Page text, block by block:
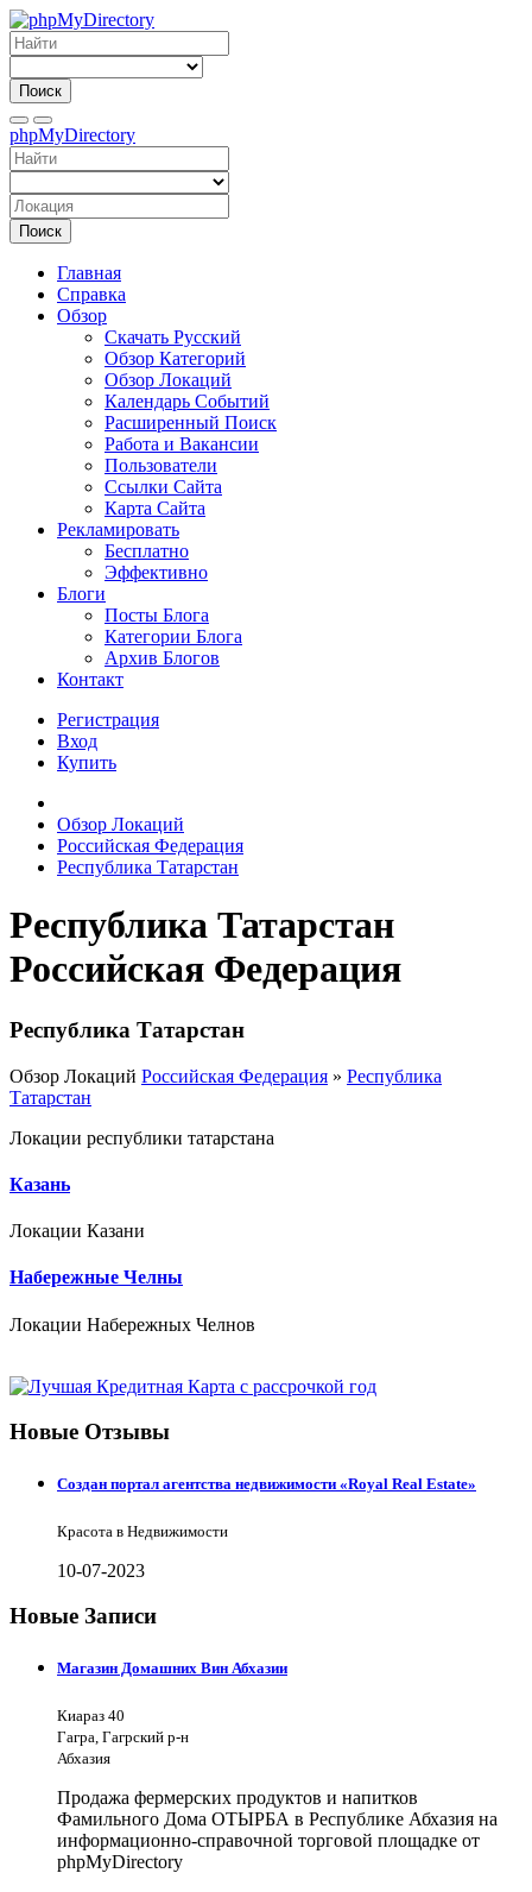
Поиск
phpMyDirectory
Поиск
Главная
Справка
Обзор
Скачать Русский
Обзор Категорий
Обзор Локаций
Календарь Событий
Расширенный Поиск
Работа и Вакансии
Пользователи
Ссылки Сайта
Карта Сайта
Рекламировать
Бесплатно
Эффективно
Блоги
Посты Блога
Категории Блога
Архив Блогов
Контакт
Регистрация
Вход
Купить
Обзор Локаций
Российская Федерация
Республика Татарстан
Республика Татарстан
Российская Федерация
Республика Татарстан
Обзор Локаций Российская Федерация » Республика
Татарстан
Локации республики татарстана
Казань
Локации Казани
Набережные Челны
Локации Набережных Челнов
Новые Отзывы
Создан портал агентства недвижимости «Royal Real Estate»
Красота в Недвижимости
10-07-2023
Новые Записи
Магазин Домашних Вин Абхазии
Киараз 40
Гагра, Гагрский р-н
Абхазия
Продажа фермерских продуктов и напитков
Фамильного Дома ОТЫРБА в Республике Абхазия на
информационно-справочной торговой площадке от
phpMyDirectory